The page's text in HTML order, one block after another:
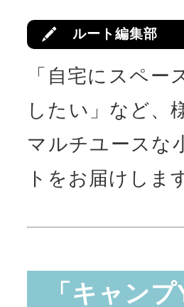
ルート編集部
「自宅にスペ
したい」など、
マルチユースな
トをお届けしま
「キャン